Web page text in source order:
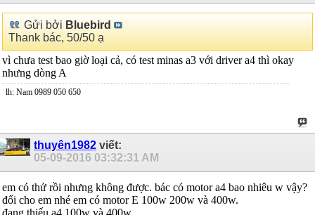
Gửi bởi Bluebird
Thank bác, 50/50 ạ
vì chưa test bao giờ loại cả, có test minas a3 với driver a4 thì okay
nhưng dòng A
lh: Nam 0989 050 650
thuyên1982 viết:
05-09-2016 03:32:31 AM
em có thử rồi nhưng không được. bác có motor a4 bao nhiêu w vậy?
đổi cho em nhé em có motor E 100w 200w và 400w.
đang thiếu a4 100w và 400w.